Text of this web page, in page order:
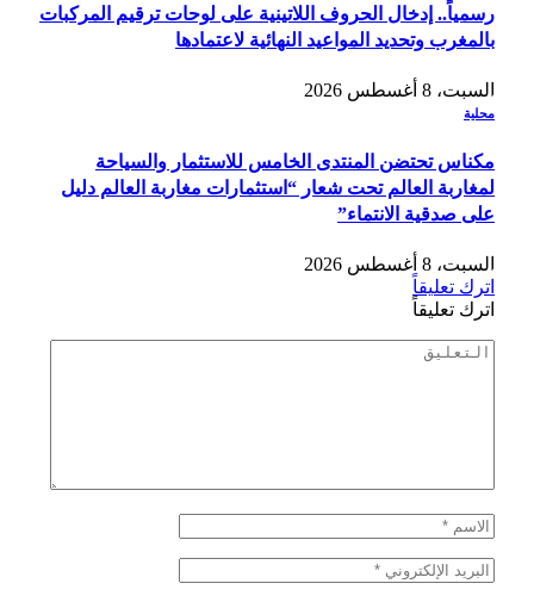
رسمياً.. إدخال الحروف اللاتينية على لوحات ترقيم المركبات
بالمغرب وتحديد المواعيد النهائية لاعتمادها
السبت، 8 أغسطس 2026
محلية
مكناس تحتضن المنتدى الخامس للاستثمار والسياحة
لمغاربة العالم تحت شعار “استثمارات مغاربة العالم دليل
على صدقية الانتماء”
السبت، 8 أغسطس 2026
اترك تعليقاً
اترك تعليقاً